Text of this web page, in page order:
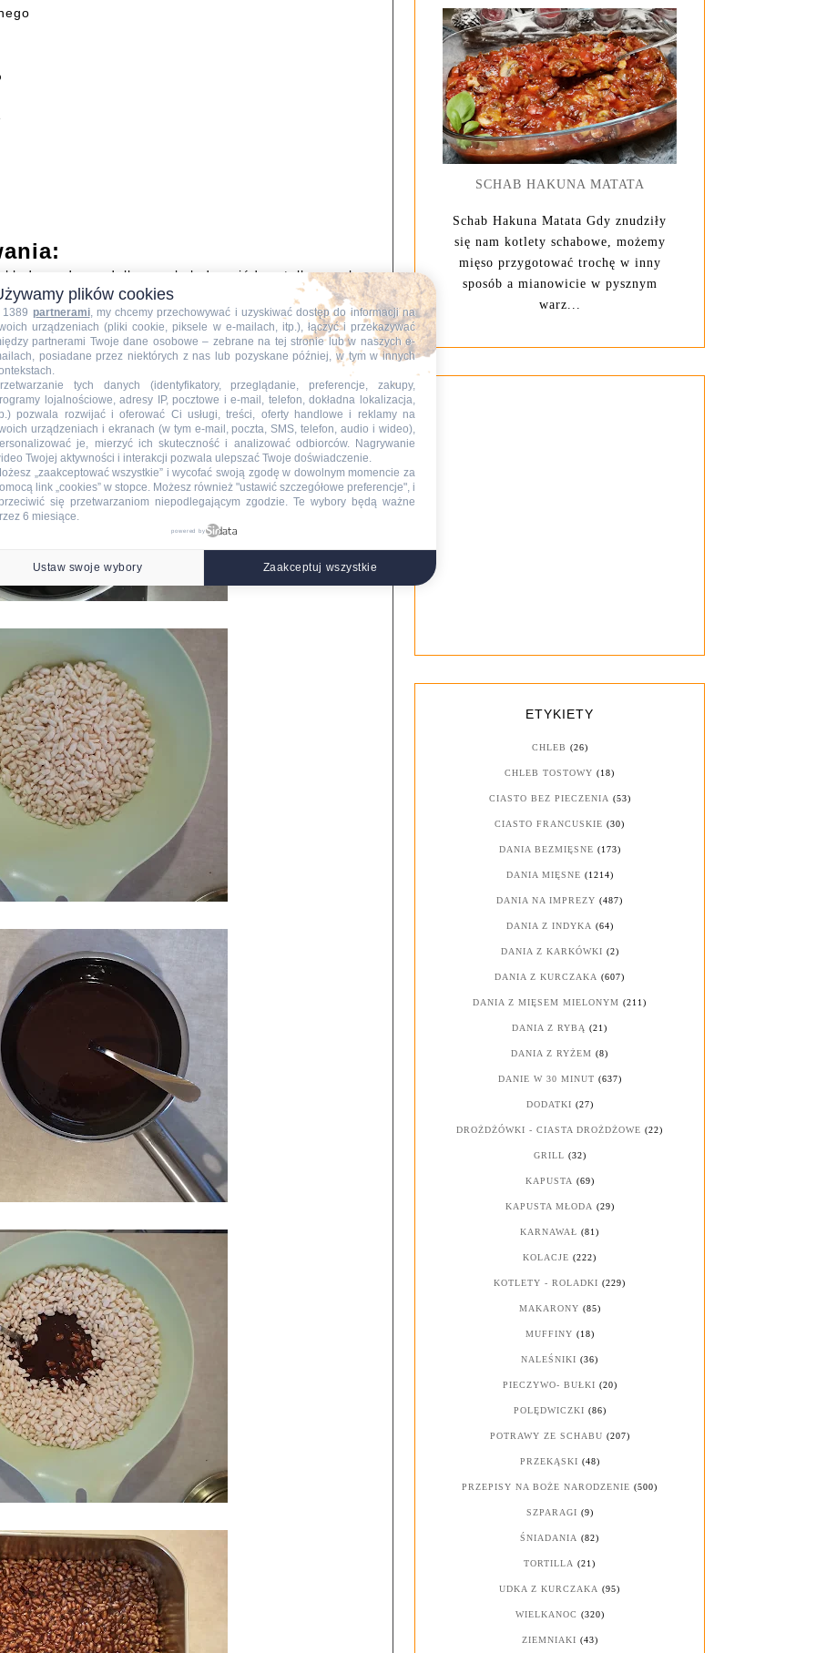
do rondelka, czekolady, miód, nutelle, masło,
rozpuszczenia, następnie łączymy z ryżem i
24cm x 24 cm. Chłodzimy 10 minut w lodówce
SCHAB HAKUNA MATATA
Schab Hakuna Matata Gdy znudziły
się nam kotlety schabowe, możemy
mięso przygotować trochę w inny
sposób a mianowicie w pysznym
warz...
ETYKIETY
CHLEB (26)
CHLEB TOSTOWY (18)
CIASTO BEZ PIECZENIA (53)
CIASTO FRANCUSKIE (30)
DANIA BEZMIĘSNE (173)
DANIA MIĘSNE (1214)
DANIA NA IMPREZY (487)
DANIA Z INDYKA (64)
DANIA Z KARKÓWKI (2)
DANIA Z KURCZAKA (607)
DANIA Z MIĘSEM MIELONYM (211)
DANIA Z RYBĄ (21)
DANIA Z RYŻEM (8)
DANIE W 30 MINUT (637)
DODATKI (27)
DROŻDŻÓWKI - CIASTA DROŻDŻOWE (22)
GRILL (32)
KAPUSTA (69)
KAPUSTA MŁODA (29)
KARNAWAŁ (81)
KOLACJE (222)
KOTLETY - ROLADKI (229)
MAKARONY (85)
MUFFINY (18)
NALEŚNIKI (36)
PIECZYWO- BUŁKI (20)
POLĘDWICZKI (86)
POTRAWY ZE SCHABU (207)
PRZEKĄSKI (48)
PRZEPISY NA BOŻE NARODZENIE (500)
SZPARAGI (9)
ŚNIADANIA (82)
TORTILLA (21)
UDKA Z KURCZAKA (95)
WIELKANOC (320)
ZIEMNIAKI (43)
plików cookies
1389 partnerami, my chcemy przechowywać i uzyskiwać dostęp do informacji na
urządzeniach (pliki cookie, piksele w e-mailach, itp.), łączyć i przekazywać
partnerami Twoje dane osobowe – zebrane na tej stronie lub w naszych e-
posiadane przez niektórych z nas lub pozyskane później, w tym w innych
tych danych (identyfikatory, przeglądanie, preferencje, zakupy,
lojalnościowe, adresy IP, pocztowe i e-mail, telefon, dokładna lokalizacja,
pozwala rozwijać i oferować Ci usługi, treści, oferty handlowe i reklamy na
urządzeniach i ekranach (w tym e-mail, poczta, SMS, telefon, audio i wideo),
je, mierzyć ich skuteczność i analizować odbiorców. Nagrywanie
Twojej aktywności i interakcji pozwala ulepszać Twoje doświadczenie.
„zaakceptować wszystkie” i wycofać swoją zgodę w dowolnym momencie za
link „cookies” w stopce. Możesz również "ustawić szczegółowe preferencje", i
się przetwarzaniom niepodlegającym zgodzie. Te wybory będą ważne
6 miesiące.
powered by
Ustaw swoje wybory Zaakceptuj wszystkie